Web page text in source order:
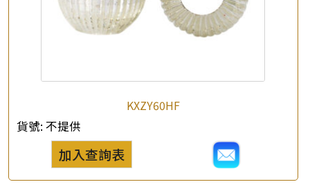
KXZY60HF
貨號: 不提供
加入查詢表